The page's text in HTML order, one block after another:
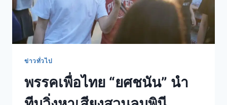
ข่าวทั่วไป
พรรคเพื่อไทย “ยศชนัน” นำ